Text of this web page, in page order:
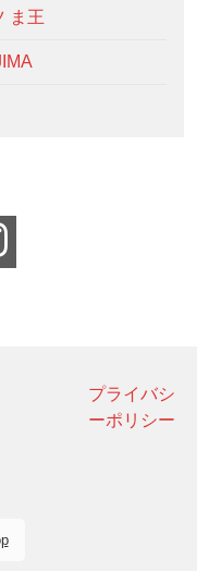
ま王
プライバシ
ーポリシー